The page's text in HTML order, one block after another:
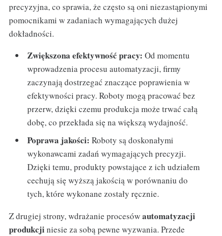
precyzyjna, co sprawia, że często są oni niezastąpionymi
pomocnikami w zadaniach wymagających dużej
dokładności.
Zwiększona efektywność pracy: Od momentu
wprowadzenia procesu automatyzacji, firmy
zaczynają dostrzegać znaczące poprawienia w
efektywności pracy. Roboty mogą pracować bez
przerw, dzięki czemu produkcja może trwać całą
dobę, co przekłada się na większą wydajność.
Poprawa jakości: Roboty są doskonałymi
wykonawcami zadań wymagających precyzji.
Dzięki temu, produkty powstające z ich udziałem
cechują się wyższą jakością w porównaniu do
tych, które wykonane zostały ręcznie.
Z drugiej strony, wdrażanie procesówautomatyzacji
produkcjiniesie za sobą pewne wyzwania. Przede